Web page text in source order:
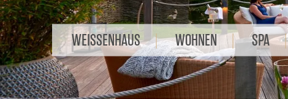
WEISSENHAUS WOHNEN SPA